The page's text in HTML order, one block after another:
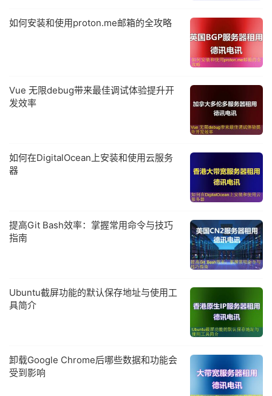
如何安装和使用proton.me邮箱的全攻略
Vue 无限debug带来最佳调试体验提升开
发效率
如何在DigitalOcean上安装和使用云服务
器
提高Git Bash效率：掌握常用命令与技巧
指南
Ubuntu截屏功能的默认保存地址与使用工
具简介
卸载Google Chrome后哪些数据和功能会
受到影响